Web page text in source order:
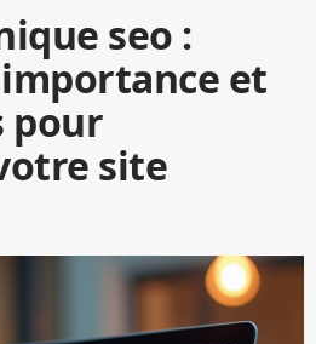
seo :
et
pour
site